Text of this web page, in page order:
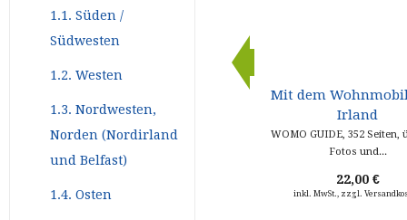
Mit dem
Irland
WOMO GUIDE, 352 Seiten,
Fotos und...
22,00 €
inkl. MwSt., zzgl.
1.1. Süden /
Südwesten
1.2. Westen
1.3. Nordwesten,
Norden (Nordirland
und Belfast)
1.4. Osten